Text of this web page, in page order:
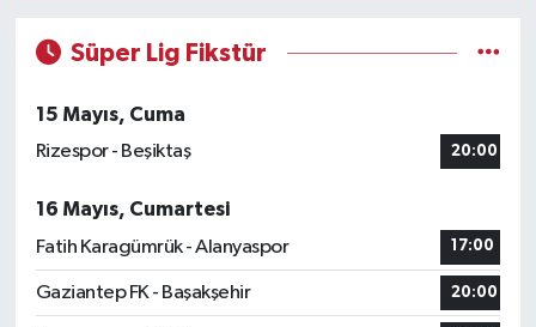
Süper Lig Fikstür
15 Mayıs, Cuma
Rizespor - Beşiktaş
20:00
16 Mayıs, Cumartesi
Fatih Karagümrük - Alanyaspor
17:00
Gaziantep FK - Başakşehir 20:00